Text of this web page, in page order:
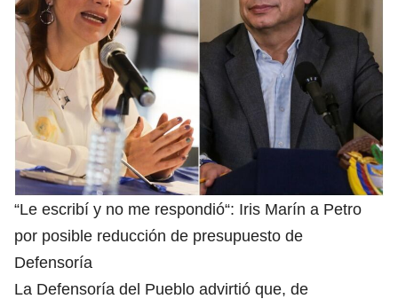
“Le escribí y no me respondió“: Iris Marín a Petro
por posible reducción de presupuesto de
Defensoría
La Defensoría del Pueblo advirtió que, de